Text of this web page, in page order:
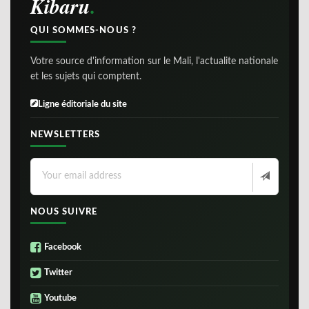
Kibaru
QUI SOMMES-NOUS ?
Votre source d'information sur le Mali, l'actualite nationale
et les sujets qui comptent.
Ligne éditoriale du site
NEWSLETTERS
NOUS SUIVRE
Facebook
Twitter
Youtube